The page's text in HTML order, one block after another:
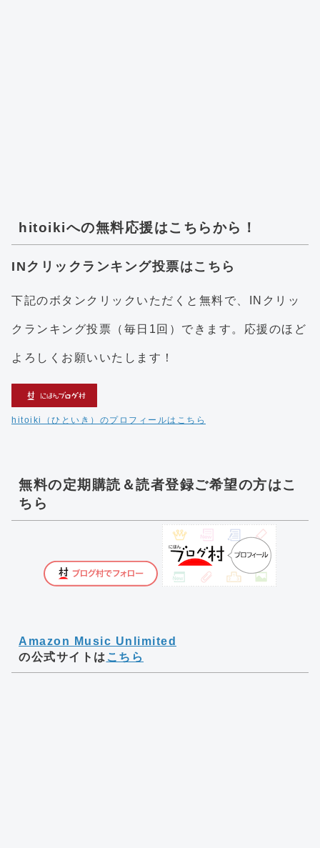
hitoikiへの無料応援はこちらから！
INクリックランキング投票はこちら
下記のボタンクリックいただくと無料で、INクリッ
クランキング投票（毎日1回）できます。応援のほど
よろしくお願いいたします！
hitoiki（ひといき）のプロフィールはこちら
無料の定期購読＆読者登録ご希望の方はこ
ちら
Amazon Music Unlimited
の公式サイトは こちら